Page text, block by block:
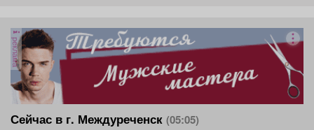
состоянии, но трещина на
лобовом стекле.Зимняя
резина на литье, летняя на
штампах.
реклама
Сейчас в г. Междуреченск (05:05)